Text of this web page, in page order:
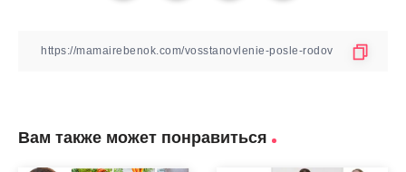
Вам также может понравиться